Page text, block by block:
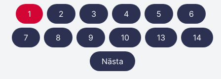
1 2 3 4 5 6
7 8 9 10 13 14
Nästa